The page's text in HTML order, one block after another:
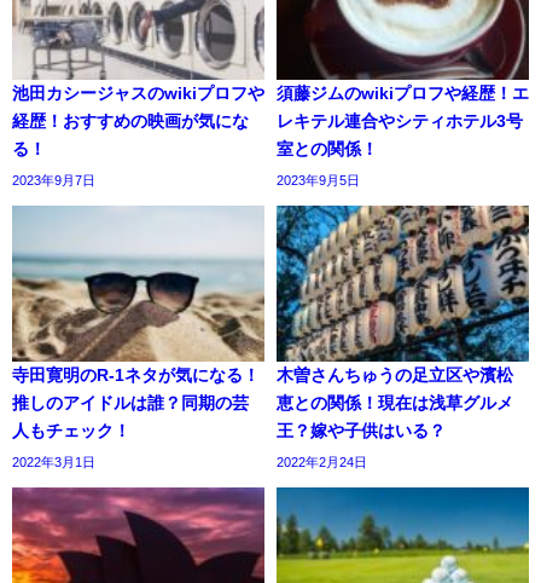
池田カシージャスのwikiプロフや
経歴！おすすめの映画が気にな
る！
2023年9月7日
須藤ジムのwikiプロフや経歴！エ
レキテル連合やシティホテル3号
室との関係！
2023年9月5日
寺田寛明のR-1ネタが気になる！
推しのアイドルは誰？同期の芸
人もチェック！
2022年3月1日
木曽さんちゅうの足立区や濱松
恵との関係！現在は浅草グルメ
王？嫁や子供はいる？
2022年2月24日